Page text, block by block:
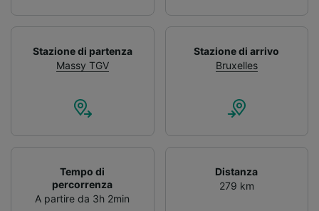
Stazione di partenza
Massy TGV
Stazione di arrivo
Bruxelles
Tempo di
percorrenza
A partire da 3h 2min
Distanza
279 km